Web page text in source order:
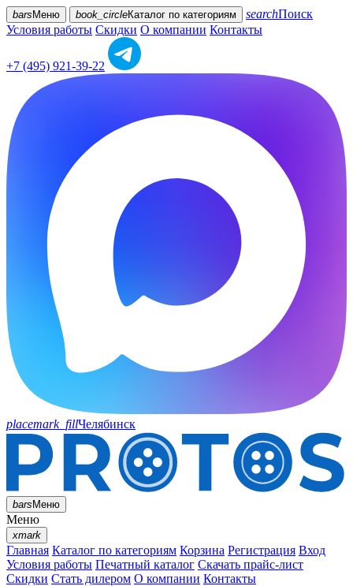
bars Меню book_circleКаталог по категориям searchПоиск
Условия работы Скидки О компании Контакты
+7 (495) 921-39-22
placemark_fillЧелябинск
barsМеню
Меню
xmark
Главная Каталог по категориям Корзина Регистрация Вход
Условия работы Печатный каталог Скачать прайс-лист
Скидки Стать дилером О компании Контакты